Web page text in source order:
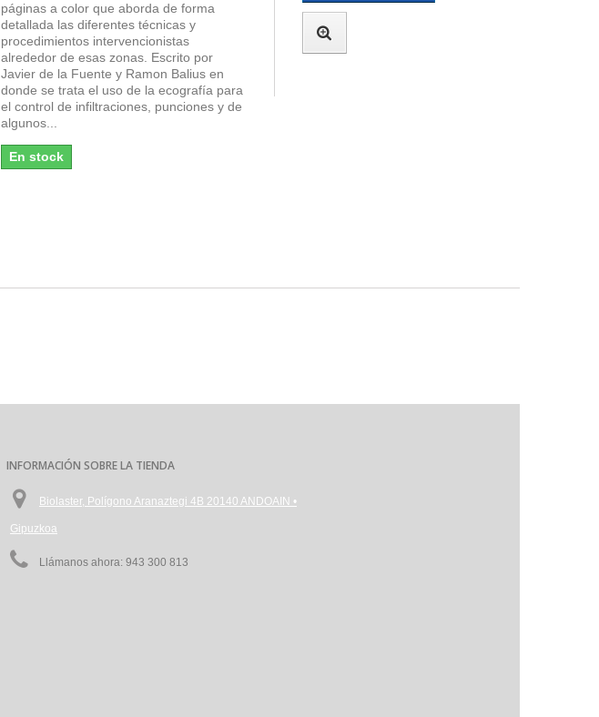
páginas a color que aborda de forma
detallada las diferentes técnicas y
procedimientos intervencionistas
alrededor de esas zonas. Escrito por
Javier de la Fuente y Ramon Balius en
donde se trata el uso de la ecografía para
el control de infiltraciones, punciones y de
algunos...
En stock
INFORMACIÓN SOBRE LA TIENDA
Biolaster, Polígono Aranaztegi 4B 20140 ANDOAIN •
Gipuzkoa
Llámanos ahora: 943 300 813